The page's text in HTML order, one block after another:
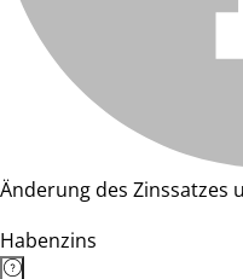
Änderung des Zinssatzes
Habenzins